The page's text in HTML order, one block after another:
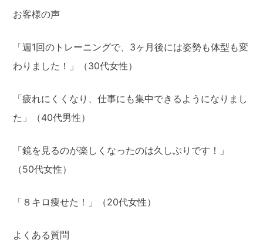
お客様の声
「週1回のトレーニングで、3ヶ月後には姿勢も体型も変
わりました！」（30代女性）
「疲れにくくなり、仕事にも集中できるようになりまし
た」（40代男性）
「鏡を見るのが楽しくなったのは久しぶりです！」
（50代女性）
「８キロ痩せた！」（20代女性）
よくある質問